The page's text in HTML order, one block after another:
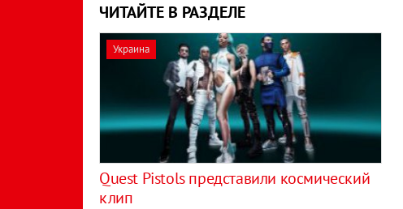
ЧИТАЙТЕ В РАЗДЕЛЕ
Украина
Quest Pistols представили космический
клип